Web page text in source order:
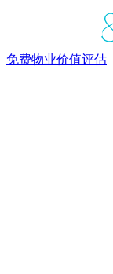
免费物业价值评估